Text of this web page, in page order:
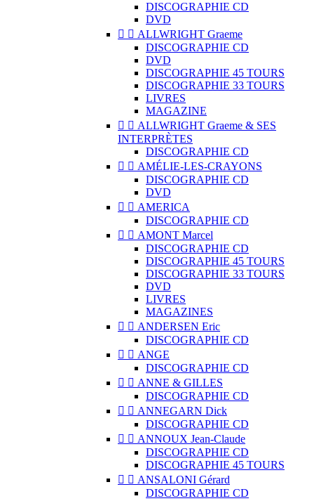
DISCOGRAPHIE CD
DVD
  ALLWRIGHT Graeme
DISCOGRAPHIE CD
DVD
DISCOGRAPHIE 45 TOURS
DISCOGRAPHIE 33 TOURS
LIVRES
MAGAZINE
  ALLWRIGHT Graeme & SES
INTERPRÈTES
DISCOGRAPHIE CD
  AMÉLIE-LES-CRAYONS
DISCOGRAPHIE CD
DVD
  AMERICA
DISCOGRAPHIE CD
  AMONT Marcel
DISCOGRAPHIE CD
DISCOGRAPHIE 45 TOURS
DISCOGRAPHIE 33 TOURS
DVD
LIVRES
MAGAZINES
  ANDERSEN Eric
DISCOGRAPHIE CD
  ANGE
DISCOGRAPHIE CD
  ANNE & GILLES
DISCOGRAPHIE CD
  ANNEGARN Dick
DISCOGRAPHIE CD
  ANNOUX Jean-Claude
DISCOGRAPHIE CD
DISCOGRAPHIE 45 TOURS
  ANSALONI Gérard
DISCOGRAPHIE CD